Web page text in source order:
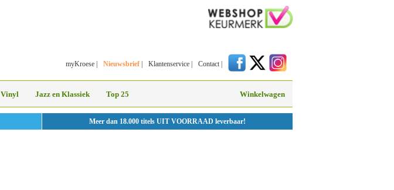
myKroese Nieuwsbrief Klantenservice Contact
Vinyl Jazz en Klassiek Top 25 Winkelwagen
Meer dan 18.000 titels UIT VOORRAAD leverbaar!